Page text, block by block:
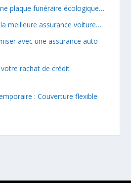
plaque funéraire écologique…
meilleure assurance voiture…
avec une assurance auto
rachat de crédit
: Couverture flexible